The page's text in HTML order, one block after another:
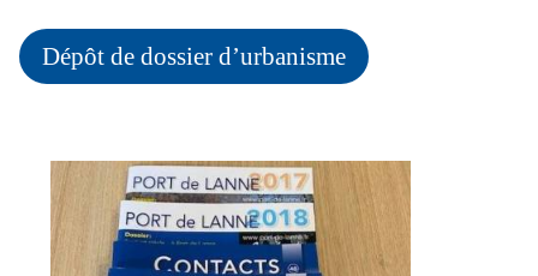
Dépôt de dossier d’urbanisme